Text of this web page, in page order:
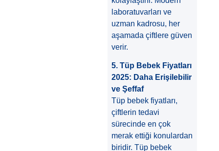
laboratuvarları ve
uzman kadrosu, her
aşamada çiftlere güven
verir.
5. Tüp Bebek Fiyatları
2025: Daha Erişilebilir
ve Şeffaf
Tüp bebek fiyatları,
çiftlerin tedavi
sürecinde en çok
merak ettiği konulardan
biridir. Tüp bebek